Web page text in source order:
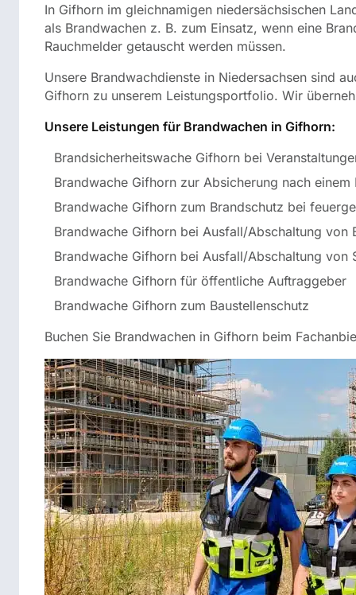
In Gifhorn im gleichnamigen niedersächsischen
als Brandwachen z. B. zum Einsatz, wenn eine
Rauchmelder getauscht werden müssen.
Unsere Brandwachdienste in Niedersachsen sind
Gifhorn zu unserem Leistungsportfolio. Wir
Unsere Leistungen für Brandwachen in Gifhorn:
Brandsicherheitswache Gifhorn bei
Brandwache Gifhorn zur Absicherung nach einem
Brandwache Gifhorn zum Brandschutz bei
Brandwache Gifhorn bei Ausfall/Abschaltung von
Brandwache Gifhorn bei Ausfall/Abschaltung von
Brandwache Gifhorn für öffentliche Auftraggeber
Brandwache Gifhorn zum Baustellenschutz
Buchen Sie Brandwachen in Gifhorn beim